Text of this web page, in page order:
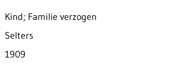
Kind; Familie verzogen
Selters
1909